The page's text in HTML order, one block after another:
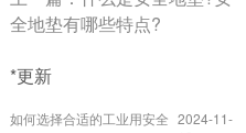
全地垫有哪些特点?
*更新
如何选择合适的工业用安全 2024-11-